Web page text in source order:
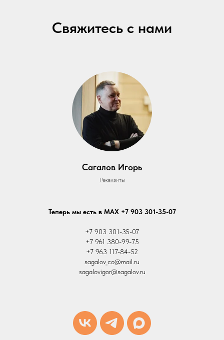
Свяжитесь с нами
Сагалов Игорь
Реквизиты
Теперь мы есть в MAX +7 903 301-35-07
+7 903 301-35-07
+7 961 380-99-75
+7 963 117-84-52
sagalov_co@mail.ru
sagalovigor@sagalov.ru